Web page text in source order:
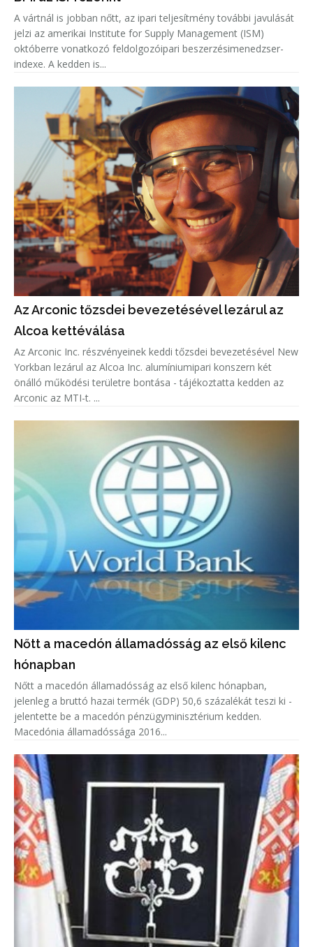
A vártnál is jobban nőtt, az ipari teljesítmény további javulását
jelzi az amerikai Institute for Supply Management (ISM)
októberre vonatkozó feldolgozóipari beszerzésimenedzser-
indexe. A kedden is...
Az Arconic tőzsdei bevezetésével lezárul az
Alcoa kettéválása
Az Arconic Inc. részvényeinek keddi tőzsdei bevezetésével New
Yorkban lezárul az Alcoa Inc. alumíniumipari konszern két
önálló működési területre bontása - tájékoztatta kedden az
Arconic az MTI-t. ...
Nőtt a macedón államadósság az első kilenc
hónapban
Nőtt a macedón államadósság az első kilenc hónapban,
jelenleg a bruttó hazai termék (GDP) 50,6 százalékát teszi ki -
jelentette be a macedón pénzügyminisztérium kedden.
Macedónia államadóssága 2016...